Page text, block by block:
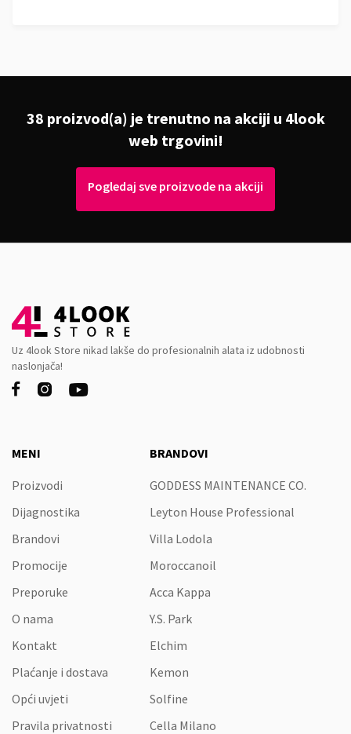
38 proizvod(a) je trenutno na akciji u 4look
web trgovini!
Pogledaj sve proizvode na akciji
Uz 4look Store nikad lakše do profesionalnih alata iz udobnosti
naslonjača!
  
MENI
Proizvodi
Dijagnostika
Brandovi
Promocije
Preporuke
O nama
Kontakt
Plaćanje i dostava
Opći uvjeti
Pravila privatnosti
BRANDOVI
GODDESS MAINTENANCE CO.
Leyton House Professional
Villa Lodola
Moroccanoil
Acca Kappa
Y.S. Park
Elchim
Kemon
Solfine
Cella Milano